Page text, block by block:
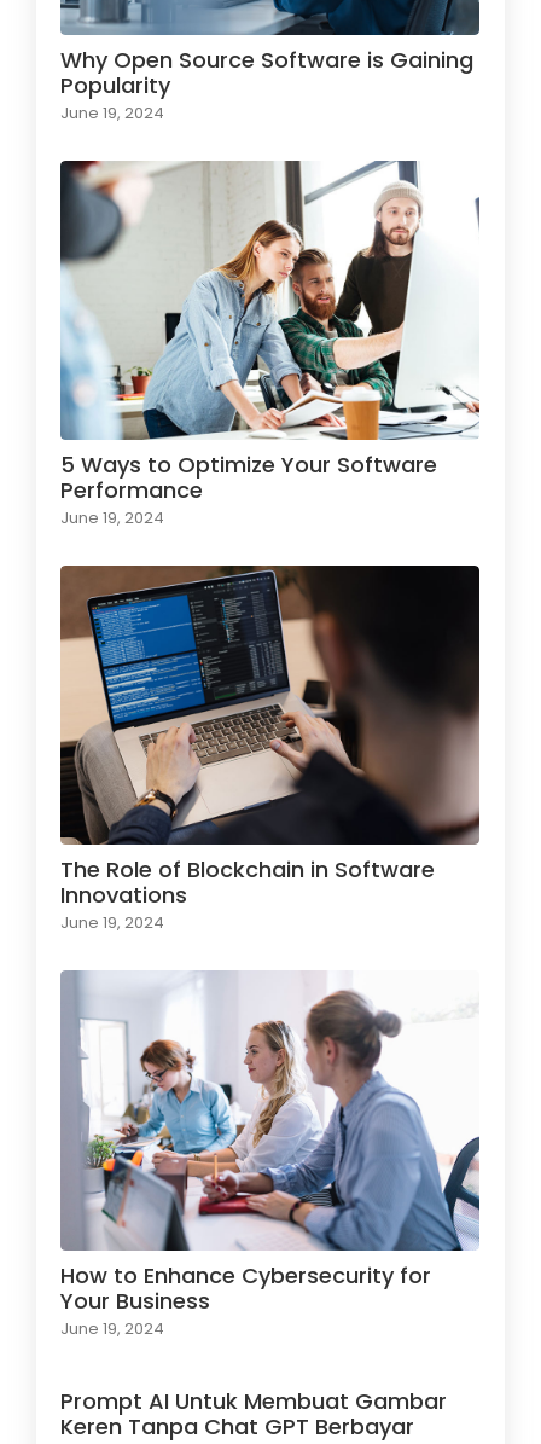
Why Open Source Software is Gaining
Popularity
June 19, 2024
5 Ways to Optimize Your Software
Performance
June 19, 2024
The Role of Blockchain in Software
Innovations
June 19, 2024
How to Enhance Cybersecurity for
Your Business
June 19, 2024
Prompt AI Untuk Membuat Gambar
Keren Tanpa Chat GPT Berbayar